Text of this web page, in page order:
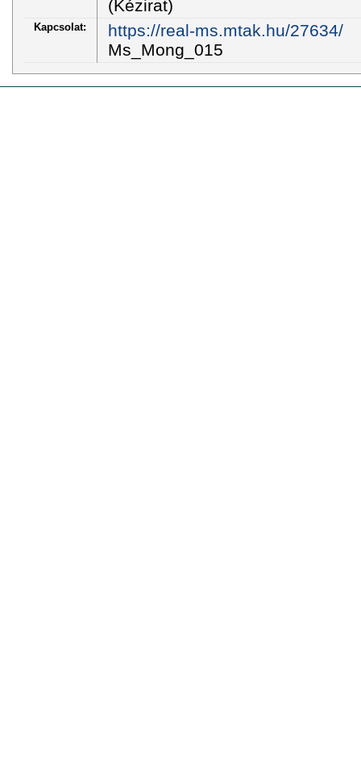
(Kézirat)
Kapcsolat:
https://real-ms.mtak.hu/27634/
Ms_Mong_015